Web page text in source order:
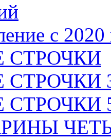
с 2020
СТРОЧКИ
3
5